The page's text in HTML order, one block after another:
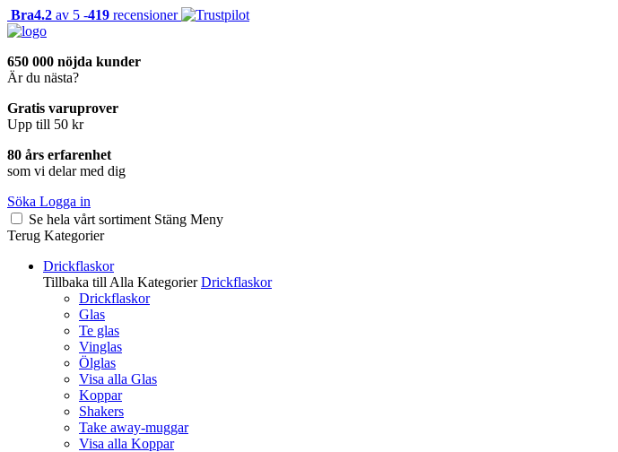
Bra4.2 av 5 -419 recensioner
650 000 nöjda kunder
Är du nästa?
Gratis varuprover
Upp till 50 kr
80 års erfarenhet
som vi delar med dig
Söka Logga in
Se hela vårt sortiment Stäng Meny
Terug Kategorier
Drickflaskor
Tillbaka till Alla Kategorier Drickflaskor
Drickflaskor
Glas
Te glas
Vinglas
Ölglas
Visa alla Glas
Koppar
Shakers
Take away-muggar
Visa alla Koppar